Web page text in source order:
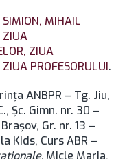
SIMION, MIHAIL
ZIUA
ZIUA
ZIUA PROFESORULUI.
ANBPR – Tg. Jiu,
Șc. Gimn. nr. 30 –
Gr. nr. 13 –
Kids, Curs ABR –
Micle Maria,